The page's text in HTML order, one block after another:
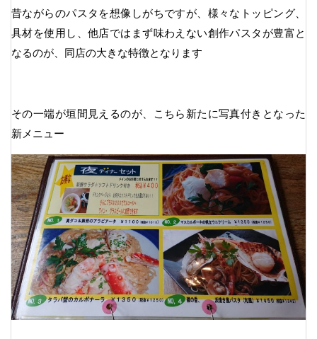
昔ながらのパスタを想像しがちですが、様々なトッピング、
具材を使用し、他店ではまず味わえない創作パスタが豊富と
なるのが、同店の大きな特徴となります
その一端が垣間見えるのが、こちら新たに写真付きとなった
新メニュー